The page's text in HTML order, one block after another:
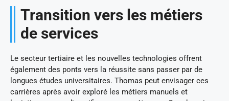
Transition vers les métiers
de services
Le secteur tertiaire et les nouvelles technologies offrent
également des ponts vers la réussite sans passer par de
longues études universitaires. Thomas peut envisager ces
carrières après avoir exploré les métiers manuels et